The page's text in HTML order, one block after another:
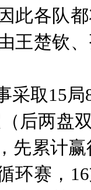
此各队
王楚钦
采取15
后两盘
先累计
环赛，